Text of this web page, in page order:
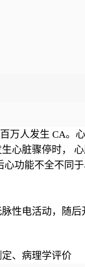
万人发生 CA。
心脏骤停时，
功能不全不同
性电活动，随后
、病理学评价